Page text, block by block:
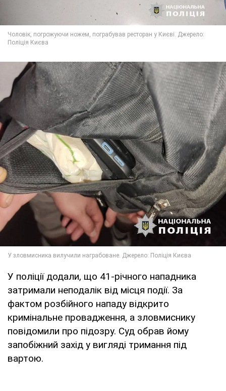
У поліції додали, що 41-річного нападника
затримали неподалік від місця події. За
фактом розбійного нападу відкрито
кримінальне провадження, а зловмиснику
повідомили про підозру. Суд обрав йому
запобіжний захід у вигляді тримання під
вартою.